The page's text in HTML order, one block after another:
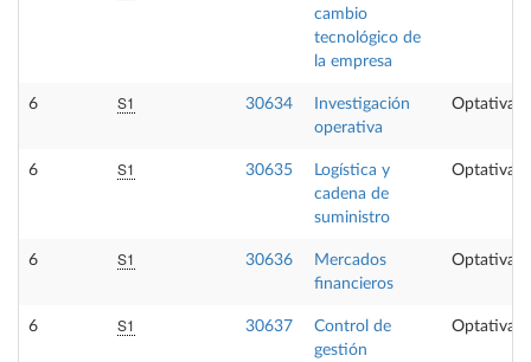
cambio
tecnológico de
la empresa
6 S1 30634
Investigación
operativa
Optativa
6 S1 30635
Logística y
cadena de
suministro
Optativa
6 S1 30636
Mercados
financieros
Optativa
6 S1 30637
Control de
gestión
Optativa